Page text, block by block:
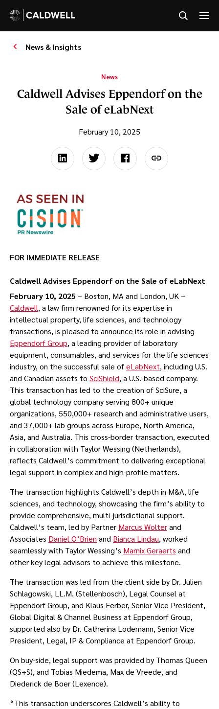
News & Insights
News
Caldwell Advises Eppendorf on the
Sale of eLabNext
February 10, 2025
FOR IMMEDIATE RELEASE
Caldwell Advises Eppendorf on the Sale of eLabNext
February 10, 2025 – Boston, MA and London, UK –
Caldwell, a law firm renowned for its expertise in
intellectual property, life sciences, and technology
transactions, is pleased to announce its role in advising
Eppendorf Group, a leading provider of laboratory
equipment, consumables, and services for the life sciences
industry, on the successful sale ofeLabNext, including U.S.
and Canadian assets to SciShield, a U.S.-based company.
This transaction has led to the creation of SciSure, a
global technology company serving 800+ unique
organizations, 550,000+ research and administrative users,
and 37,000+ lab groups across Europe, North America,
Asia, and Australia. This cross-border transaction, executed
in collaboration with Taylor Wessing (Netherlands),
reflects Caldwell’s commitment to delivering exceptional
legal support in complex and high-profile matters.
The transaction highlights Caldwell’s depth in M&A, life
sciences, and technology, showcasing the firm’s ability to
provide comprehensive, multi-jurisdictional support.
Caldwell’s team, led by Partner Marcus Wolterand
Associates Daniel O’Brien and Bianca Lindau, worked
seamlessly with Taylor Wessing’s Marnix Geraerts and
other key legal advisors to achieve this milestone.
The transaction was led from the client side by Dr. Julien
Schlagowski, LL.M. (Stellenbosch), Legal Counsel at
Eppendorf Group, and Klaus Ferber, Senior Vice President,
Global Digital & Channel Business at Eppendorf Group,
supported also by Dr. Catherina Lodemann, Senior Vice
President, Legal, IP & Compliance at Eppendorf Group.
On buy-side, legal support was provided by Thomas Queen
(QS+S), and Tobias Miedema, Max de Vreede, and
Diederick de Boer (Lexence).
“This transaction underscores Caldwell’s ability to